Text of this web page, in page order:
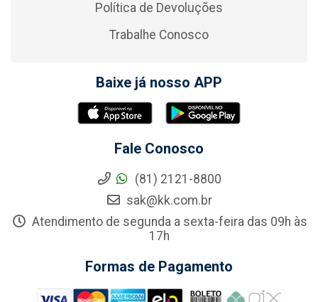
Política de Devoluções
Trabalhe Conosco
Baixe já nosso APP
Fale Conosco
(81) 2121-8800
sak@kk.com.br
Atendimento de segunda a sexta-feira das 09h às
17h
Formas de Pagamento